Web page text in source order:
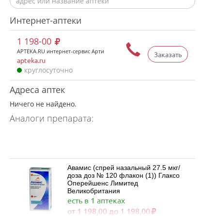
Интернет-аптеки
Заказать
1 198-00
APTEKA.RU интернет-сервис Арти
apteka.ru
круглосуточно
Адреса аптек
Ничего не найдено.
Аналоги препарата:
Авамис (спрей назальный 27.5 мкг/
доза доз № 120 флакон (1)) Глаксо
Оперейшенс Лимитед
Великобритания
есть в 1 аптеках
от 1 198,00 до 1 198,00